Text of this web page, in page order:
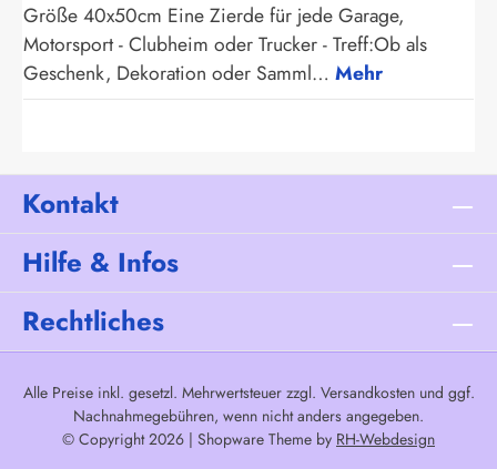
Größe 40x50cm Eine Zierde für jede Garage,
Motorsport - Clubheim oder Trucker - Treff:Ob als
Geschenk, Dekoration oder Samml… Mehr
Kontakt
Hilfe & Infos
Rechtliches
Alle Preise inkl. gesetzl. Mehrwertsteuer zzgl. Versandkostenund ggf.
Nachnahmegebühren, wenn nicht anders angegeben.
© Copyright 2026 | Shopware Theme by RH-Webdesign